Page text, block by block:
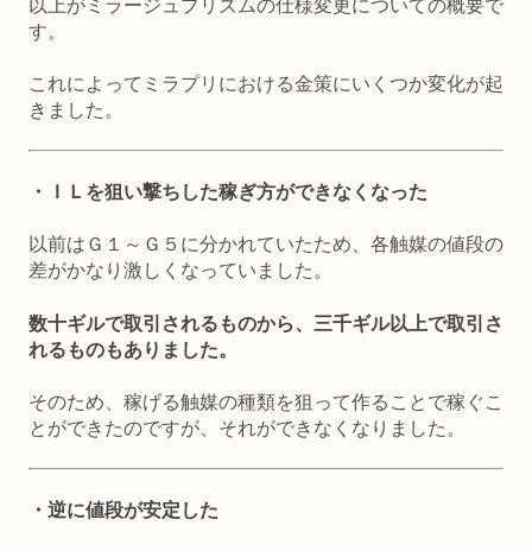
以上がミラージュプリズムの仕様変更についての概要で
す。
これによってミラプリにおける金策にいくつか変化が起
きました。
・ＩＬを狙い撃ちした稼ぎ方ができなくなった
以前はＧ１～Ｇ５に分かれていたため、各触媒の値段の
差がかなり激しくなっていました。
数十ギルで取引されるものから、三千ギル以上で取引さ
れるものもありました。
そのため、稼げる触媒の種類を狙って作ることで稼ぐこ
とができたのですが、それができなくなりました。
・逆に値段が安定した